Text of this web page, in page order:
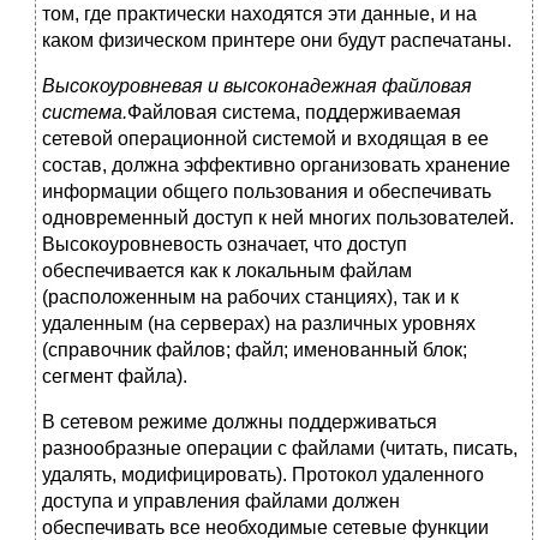
том, где практически находятся эти данные, и на
каком физическом принтере они будут распечатаны.
Высокоуровневая и высоконадежная файловая
система.Файловая система, поддерживаемая
сетевой операционной системой и входящая в ее
состав, должна эффективно организовать хранение
информации общего пользования и обеспечивать
одновременный доступ к ней многих пользователей.
Высокоуровневость означает, что доступ
обеспечивается как к локальным файлам
(расположенным на рабочих станциях), так и к
удаленным (на серверах) на различных уровнях
(справочник файлов; файл; именованный блок;
сегмент файла).
В сетевом режиме должны поддерживаться
разнообразные операции с файлами (читать, писать,
удалять, модифицировать). Протокол удаленного
доступа и управления файлами должен
обеспечивать все необходимые сетевые функции